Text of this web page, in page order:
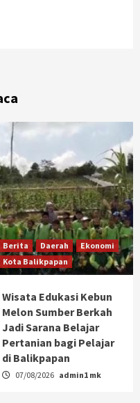
Berita Daerah
Ekonomi
Kota Balikpapan
Wisata Edukasi Kebun
Melon Sumber Berkah
Jadi Sarana Belajar
Pertanian bagi Pelajar
di Balikpapan
07/08/2026 admin1 mk